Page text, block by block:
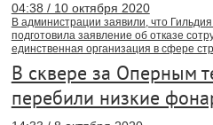
04:38 / 10 октября 2020
В администрации заявили, что
подготовила заявление об отказе
единственная организация в сфере
В сквере за Оперным
перебили низкие